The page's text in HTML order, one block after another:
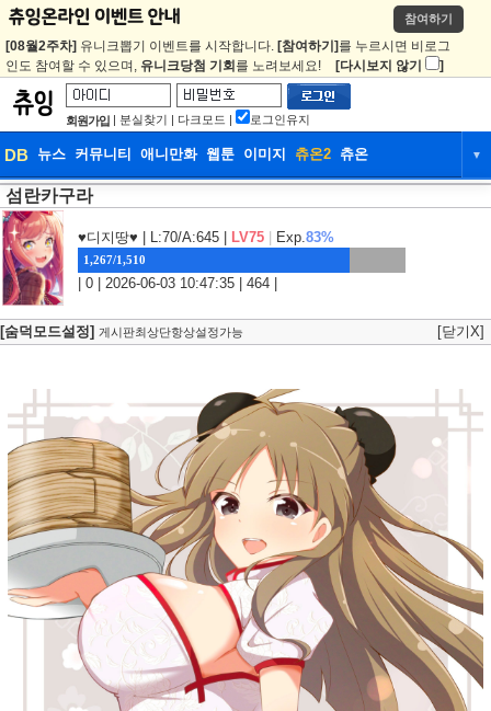
참여하기
[08월2주차] 유니크뽑기 이벤트를 시작합니다. [참여하기] 를 누르시면 비로그
인도 참여할 수 있으며, 유니크당첨 기회 를 노려보세요! [다시보지 않기 ]
회원가입 | 분실찾기 | 다크모드 | 로그인유지
DB 뉴스 커뮤니티 애니만화 웹툰 이미지 츄온2 츄온 ▼
DB
웹툰 이미지 츄온2
섬란카구라
♥디지땅♥ | L:70/A:645 | LV75 Exp.83%
1,267/1,510
| 0 | 2026-06-03 10:47:35 | 464 |
[숨덕모드설정] 게시판최상단항상설정가능 [닫기X]